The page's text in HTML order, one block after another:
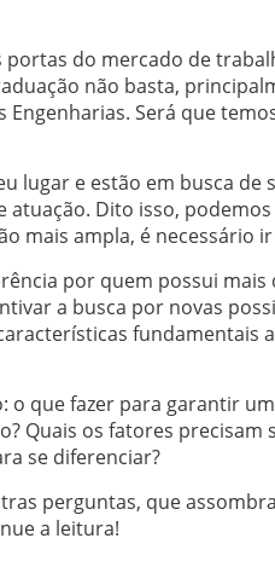
do mercado de
não basta,
Será que
lugar e estão em busca de
Dito isso,
mais ampla, é necessário
por quem possui
a busca por novas
fundamentais
que fazer para garantir
Quais os fatores precisam
se diferenciar?
perguntas, que
a leitura!